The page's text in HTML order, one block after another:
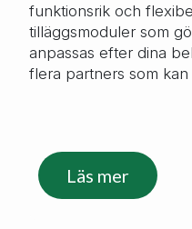
funktionsrik och
tilläggsmoduler som
anpassas efter dina
flera partners som kan
Läs mer